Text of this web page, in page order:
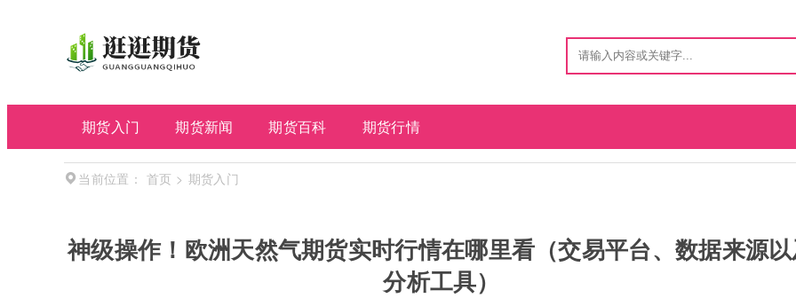
期货入门 期货新闻 期货百科 期货行情
当前位置： 首页 > 期货入门
神级操作！欧洲天然气期货实时行情在哪里看（交易平台、数据来源
分析工具）